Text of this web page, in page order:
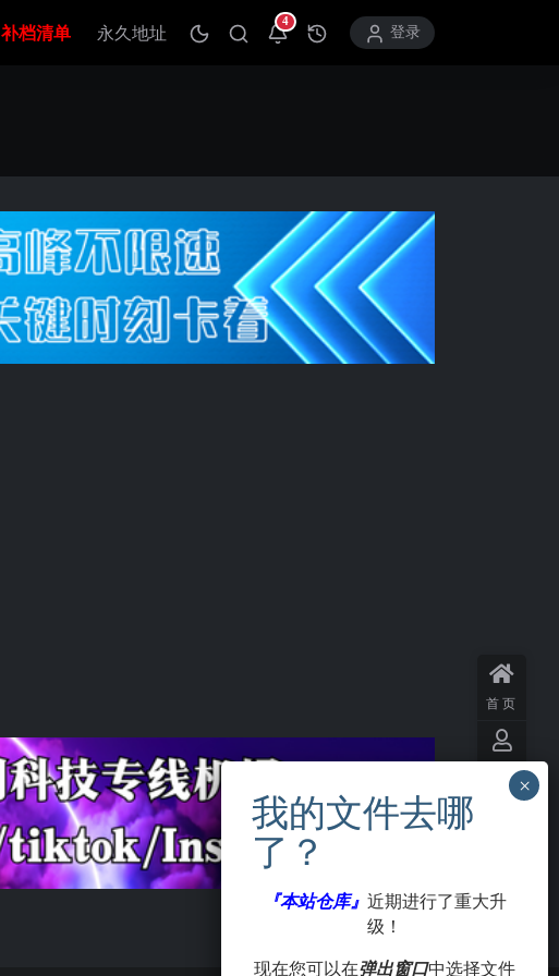
补档清单 永久地址 4
打开通知中心登录
首页
用户
中心
『本站仓库』 近期进行了重大升
级！
现在您可以在弹出窗口中选择文件